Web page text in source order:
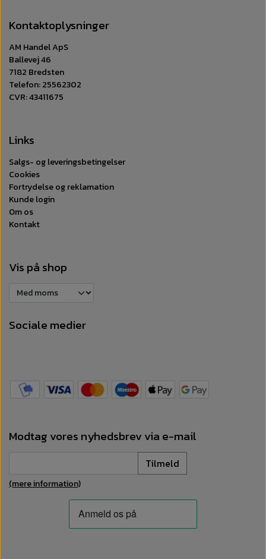
Kontaktoplysninger
AM Handel ApS
Ballevej 46
7182 Bredsten
Telefon: 25562302
CVR: 43411675
Links
Salgs- og leveringsbetingelser
Cookies
Fortrydelse og reklamation
Kunde login
Om os
Kontakt
Vis på shop
Sociale medier
Modtag vores nyhedsbrev via e-mail
Tilmeld
(mere information)